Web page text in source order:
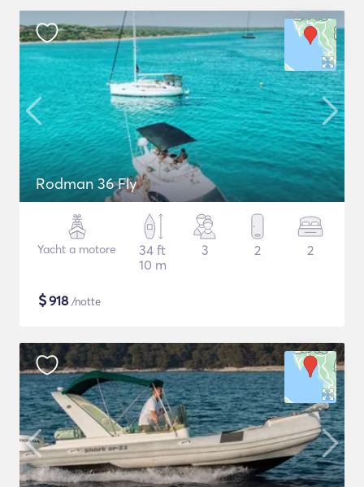
Rodman 36 Fly
Yacht a motore
34 ft
10 m
3 2 2
$918 /notte